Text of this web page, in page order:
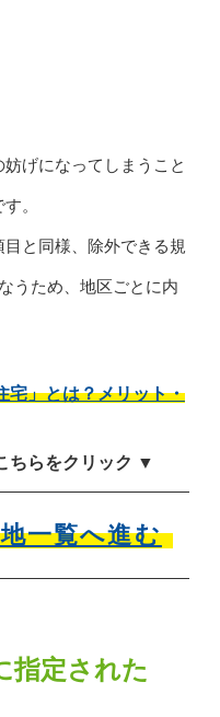
げになってしまうこと
。
と同様、除外できる規
うため、地区ごとに内
宅」とは？メリット・
ちらをクリック ▼
一覧へ進む
指定された